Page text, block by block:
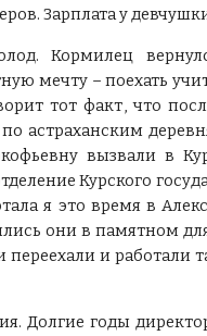
Зарплата у
Кормилец
мечту – поехать
тот факт, что
астраханским
вызвали в
Курского
я это время в
они в памятном
переехали и
Долгие годы